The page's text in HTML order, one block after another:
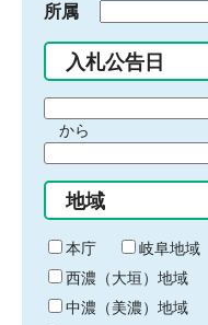
所属
入札公告日
間
始
り
から
間
終
わ
り
地域
本庁
岐阜地域
西濃（大垣）地域
中濃（美濃）地域